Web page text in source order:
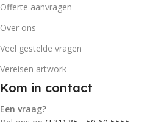
Offerte aanvragen
Over ons
Veel gestelde vragen
Vereisen artwork
Kom in contact
Een vraag?